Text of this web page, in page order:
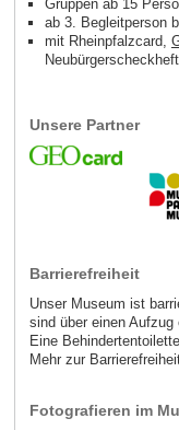
Gruppen ab 15
ab 3. Begleitperson
mit Rheinpfalzcard,
Neubürgerscheckheft
Unsere Partner
Barrierefreiheit
Unser Museum ist
sind über einen Aufzug
Eine
Mehr zur
Fotografieren im